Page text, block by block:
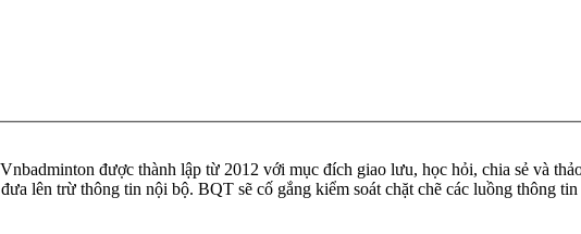
được thành lập từ 2012 với mục đích giao lưu, học hỏi, chia sẻ và
lên trừ thông tin nội bộ. BQT sẽ cố gắng kiểm soát chặt chẽ các luồng thông